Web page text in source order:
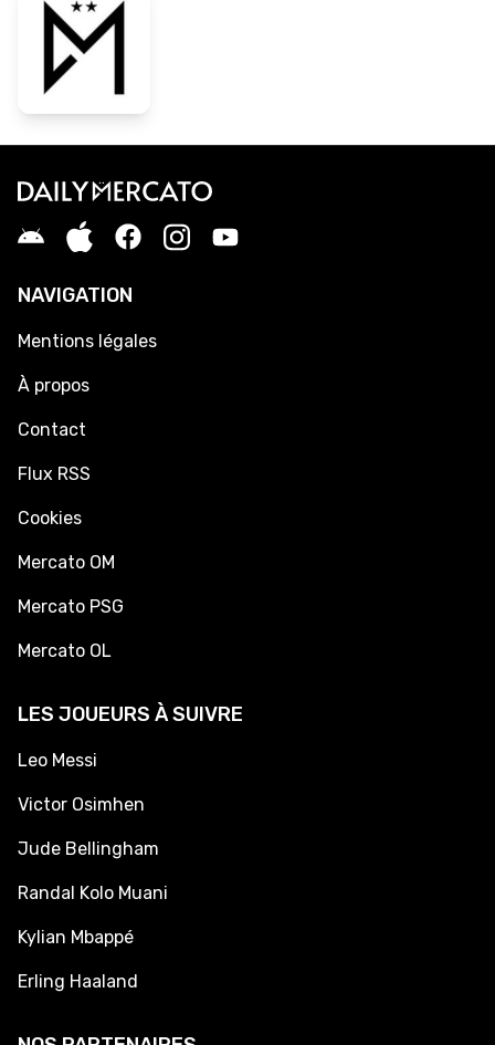
NAVIGATION
Mentions légales
À propos
Contact
Flux RSS
Cookies
Mercato OM
Mercato PSG
Mercato OL
LES JOUEURS À SUIVRE
Leo Messi
Victor Osimhen
Jude Bellingham
Randal Kolo Muani
Kylian Mbappé
Erling Haaland